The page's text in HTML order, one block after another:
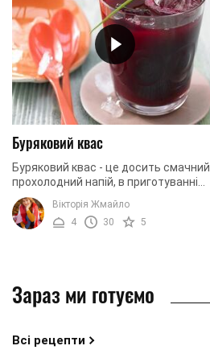
Буряковий квас
Буряковий квас - це досить смачний
прохолодний напій, в приготуванні
якого немає нічого складного. Ви
можете регулювати кількість тих чи
інших ...
Вікторія Жмайло
4
30 5
Зараз ми готуємо
Всі рецепти